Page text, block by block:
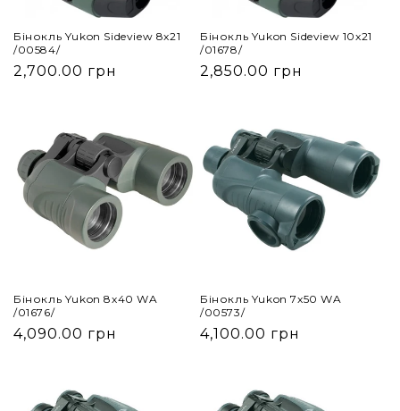
Бінокль Yukon Sideview 8x21
/00584/
2,700.00 грн
Бінокль Yukon Sideview 10x21
/01678/
2,850.00 грн
Бінокль Yukon 8х40 WA
/01676/
4,090.00 грн
Бінокль Yukon 7x50 WA
/00573/
4,100.00 грн